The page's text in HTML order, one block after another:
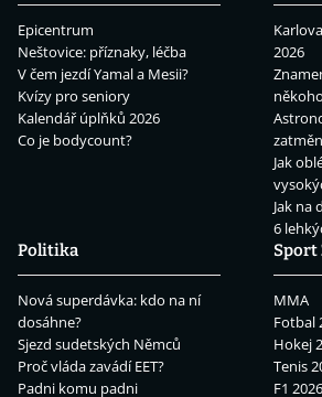
Epicentrum
Neštovice: příznaky, léčba
V čem jezdí Yamal a Mesii?
Kvízy pro seniory
Kalendář úplňků 2026
Co je bodycount?
2026
Jak
Jak na
6
Politika
Nová superdávka: kdo na ní
dosáhne?
Sjezd sudetských Němců
Proč vláda zavádí EET?
Padni komu padni
Sport
MMA
Fotbal
Hokej
Tenis
F1 2026